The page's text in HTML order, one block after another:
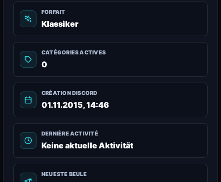
FORFAIT
Klassiker
CATÉGORIES ACTIVES
0
CRÉATION DISCORD
01.11.2015, 14:46
DERNIÈRE ACTIVITÉ
Keine aktuelle Aktivität
NEUESTE BEULE